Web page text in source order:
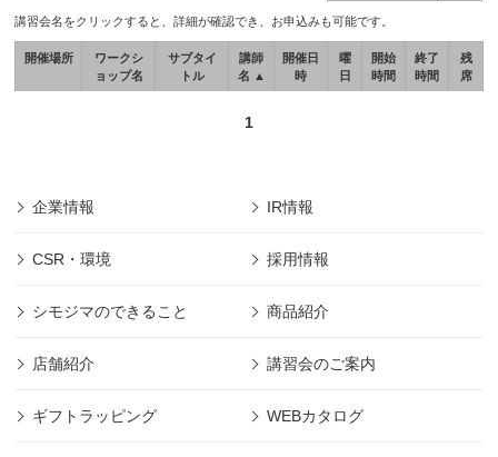
講習会名をクリックすると、詳細が確認でき、お申込みも可能です。
開催場所
ワークシ
ョップ名
サブタイ
トル
講師
名 ▲
開催日
時
曜
日
開始
時間
終了
時間
残
席
1
企業情報 IR情報
CSR・環境 採用情報
シモジマのできること 商品紹介
店舗紹介 講習会のご案内
ギフトラッピング WEBカタログ